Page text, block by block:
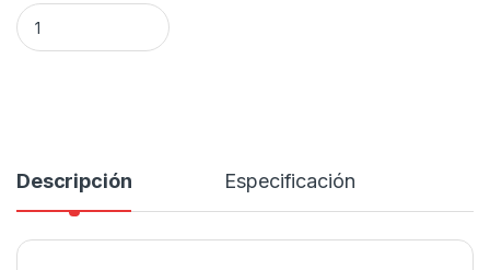
Lavarropas 4,5KG carga superior - CODINI quantity
Descripción Especificación